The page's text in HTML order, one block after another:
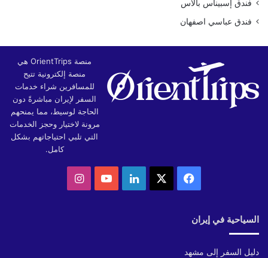
فندق إسبيناس بالاس
فندق عباسي اصفهان
منصة OrientTrips هي
منصة إلكترونية تتيح
للمسافرين شراء خدمات
السفر لإيران مباشرةً دون
الحاجة لوسيط، مما يمنحهم
مرونة لاختيار وحجز الخدمات
التي تلبي احتياجاتهم بشكل
كامل.
فيسبوك لينكدإن‫YouTubeانستقرام
السياحية في إيران
دليل السفر إلى مشهد